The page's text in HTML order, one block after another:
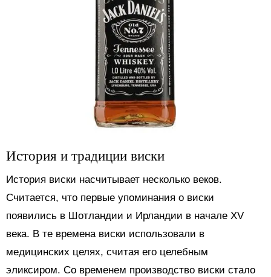
История и традиции виски
История виски насчитывает несколько веков.
Считается, что первые упоминания о виски
появились в Шотландии и Ирландии в начале XV
века. В те времена виски использовали в
медицинских целях, считая его целебным
эликсиром. Со временем производство виски стало